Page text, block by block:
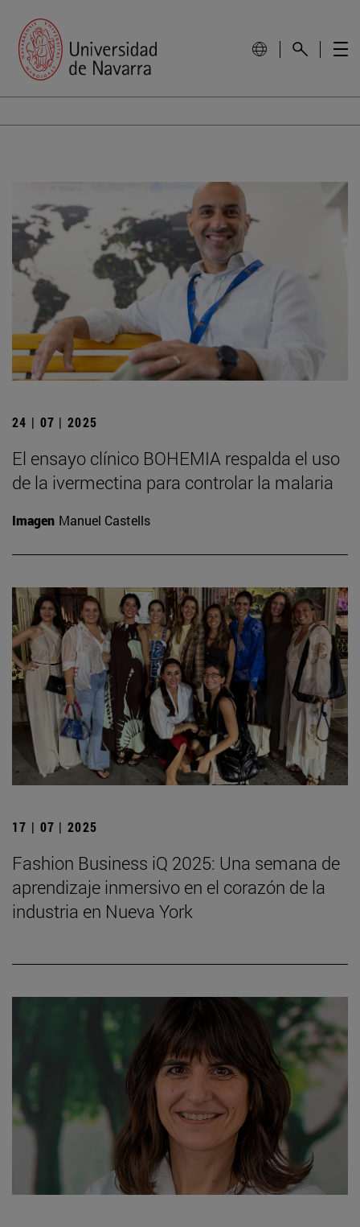
24 | 07 | 2025
El ensayo clínico BOHEMIA respalda el uso
de la ivermectina para controlar la malaria
Imagen Manuel Castells
17 | 07 | 2025
Fashion Business iQ 2025: Una semana de
aprendizaje inmersivo en el corazón de la
industria en Nueva York